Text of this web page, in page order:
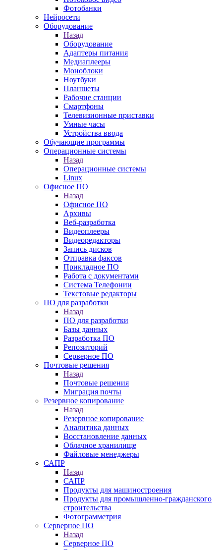
Фотобанки
Нейросети
Оборудование
Назад
Оборудование
Адаптеры питания
Медиаплееры
Моноблоки
Ноутбуки
Планшеты
Рабочие станции
Смартфоны
Телевизионные приставки
Умные часы
Устройства ввода
Обучающие программы
Операционные системы
Назад
Операционные системы
Linux
Офисное ПО
Назад
Офисное ПО
Архивы
Веб-разработка
Видеоплееры
Видеоредакторы
Запись дисков
Отправка факсов
Прикладное ПО
Работа с документами
Система Телефонии
Текстовые редакторы
ПО для разработки
Назад
ПО для разработки
Базы данных
Разработка ПО
Репозиторий
Серверное ПО
Почтовые решения
Назад
Почтовые решения
Миграция почты
Резервное копирование
Назад
Резервное копирование
Аналитика данных
Восстановление данных
Облачное хранилище
Файловые менеджеры
САПР
Назад
САПР
Продукты для машиностроения
Продукты для промышленно-гражданского
строительства
Фотограмметрия
Серверное ПО
Назад
Серверное ПО